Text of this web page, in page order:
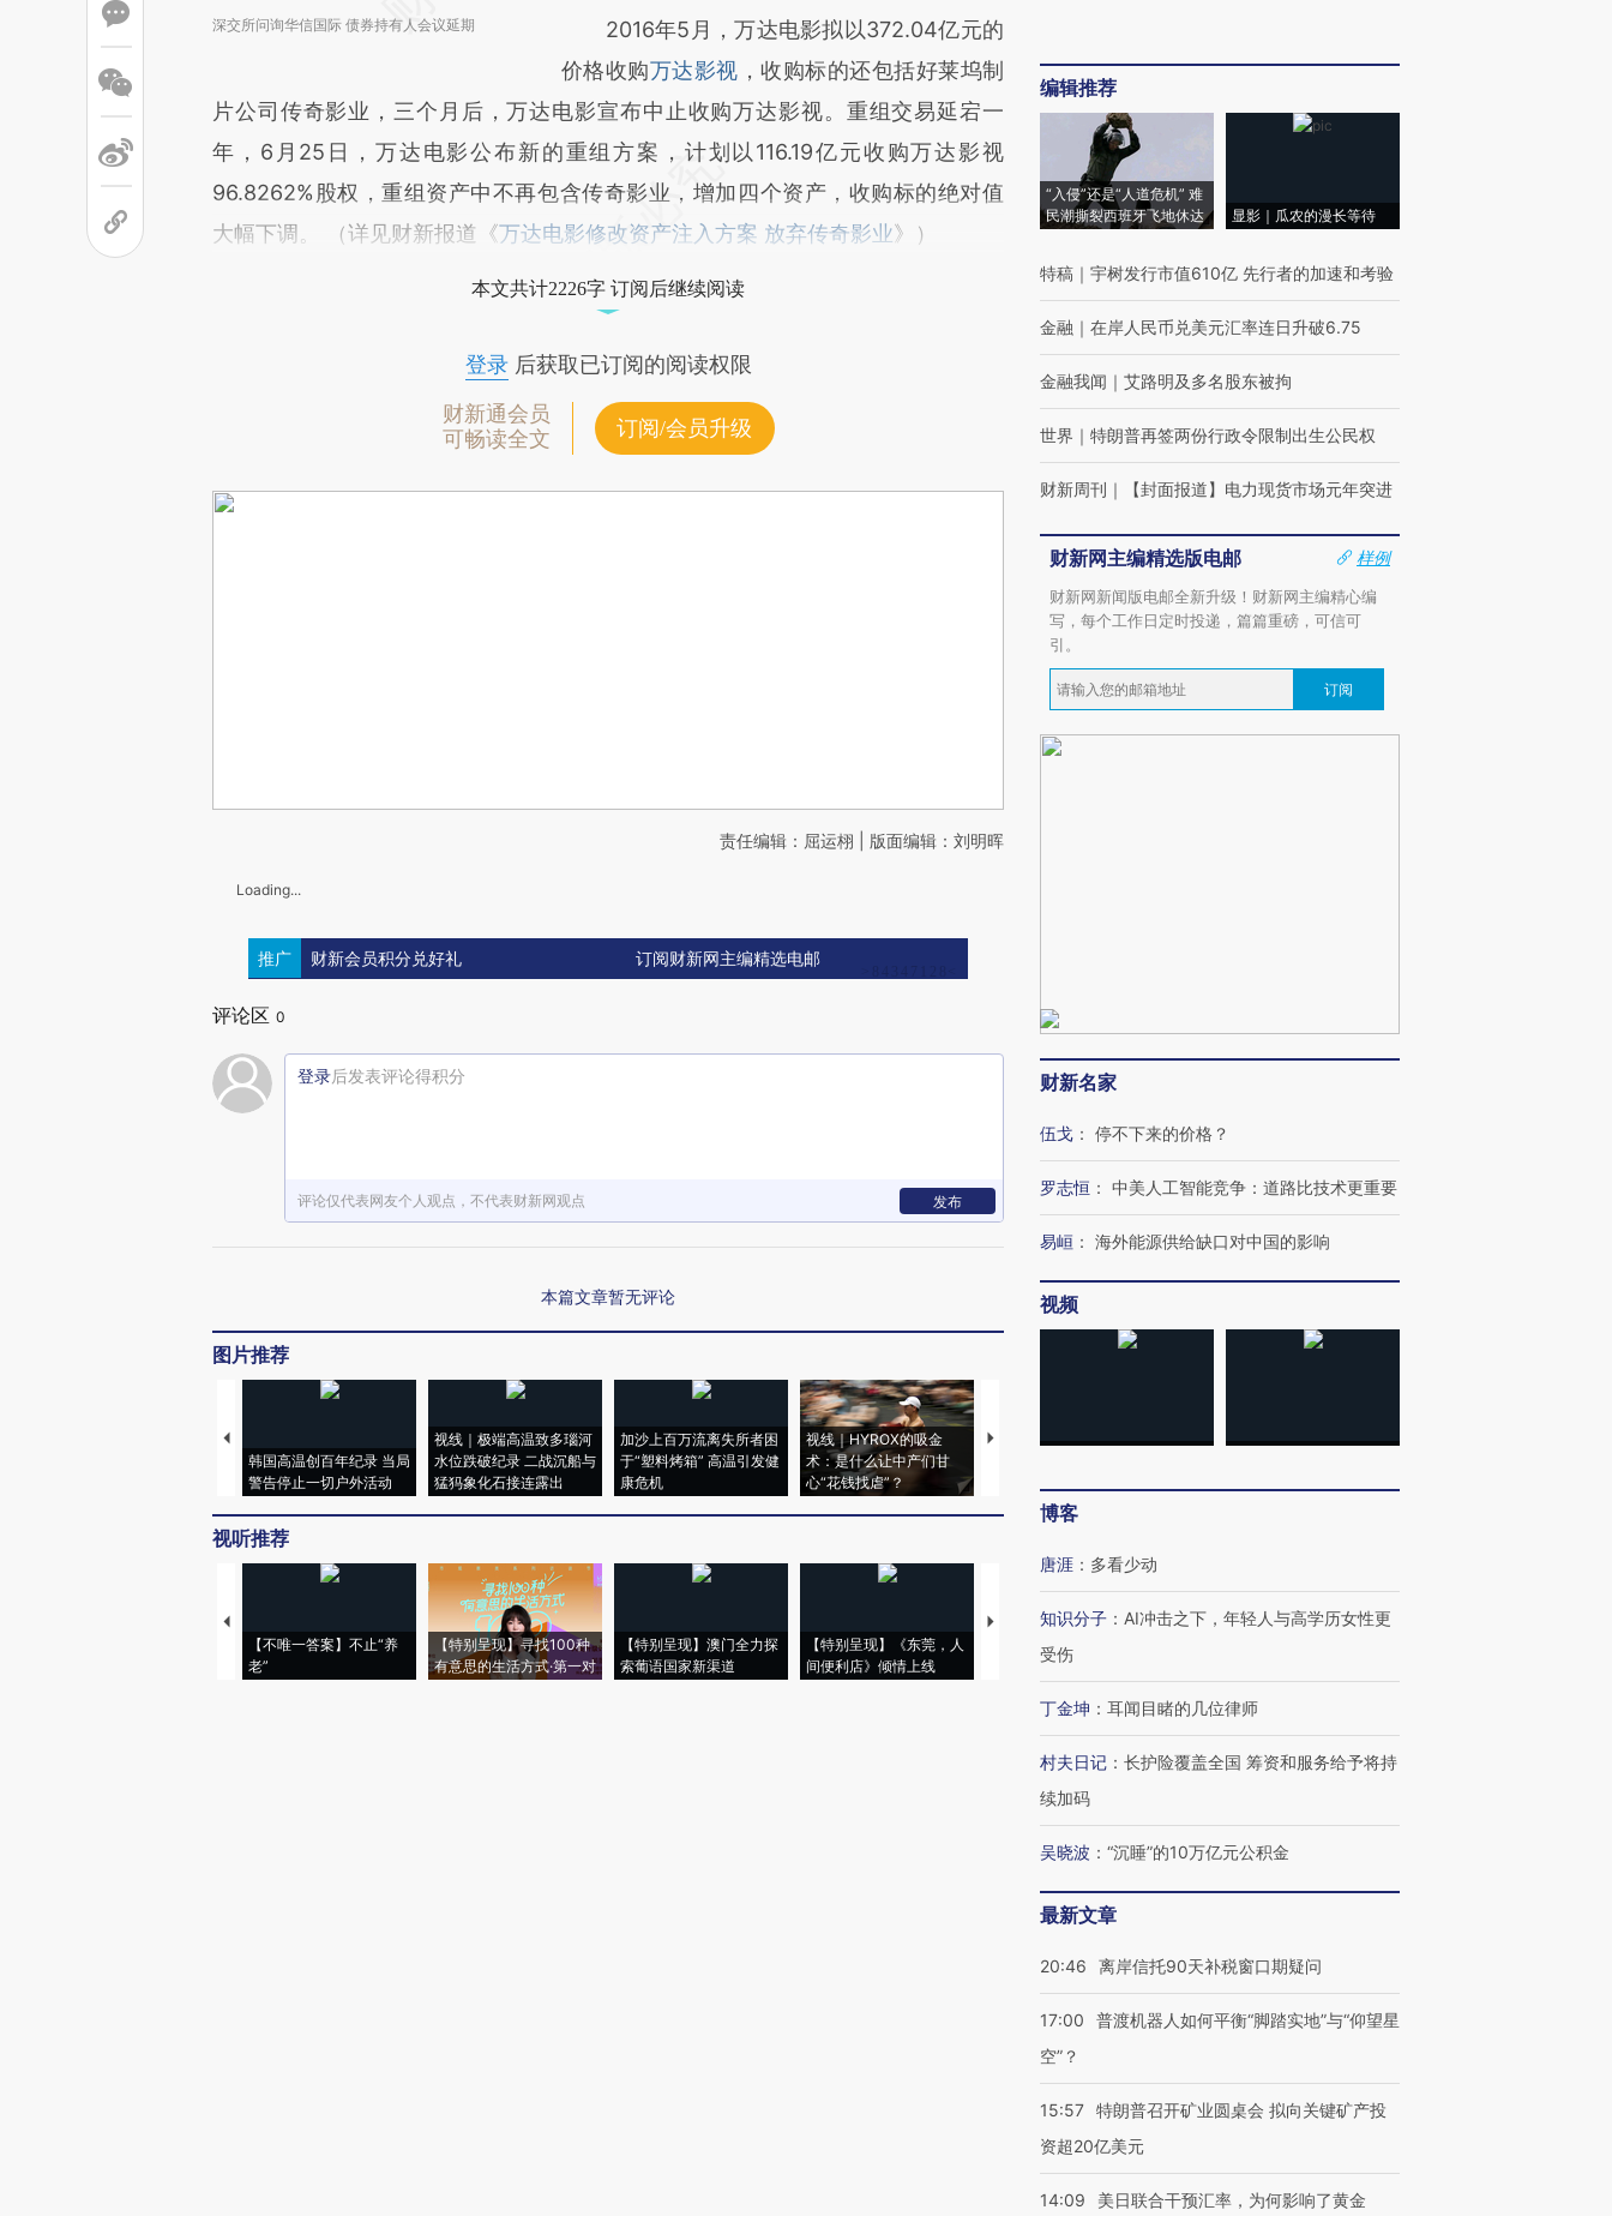
深交所问询华信国际 债券持有人会议延期
2016年5月，万达电影拟以372.04亿元的
价格收购万达影视 ，收购标的还包括好莱坞制
片公司传奇影业，三个月后，万达电影宣布中止收购万达影视。重组交易延宕一
年，6月25日，万达电影公布新的重组方案，计划以116.19亿元收购万达影视
96.8262%股权，重组资产中不再包含传奇影业，增加四个资产，收购标的绝对值
大幅下调。 （详见财新报道《万达电影修改资产注入方案 放弃传奇影业》）
本文共计2226字 订阅后继续阅读
登录后获取已订阅的阅读权限
财新通会员
可畅读全文
订阅/会员升级
责任编辑：屈运栩 | 版面编辑：刘明晖
Loading...
推广 财新会员积分兑好礼 订阅财新网主编精选电邮
评论区 0
登录后发表评论得积分
评论仅代表网友个人观点，不代表财新网观点 发布
本篇文章暂无评论
图片推荐
韩国高温创百年纪录 当局
警告停止一切户外活动
视线｜极端高温致多瑙河
水位跌破纪录 二战沉船与
猛犸象化石接连露出
加沙上百万流离失所者困
于“塑料烤箱” 高温引发健
康危机
视线｜HYROX的吸金
术：是什么让中产们甘
心“花钱找虐”？
马航飞行员跨国走私7万
视线｜被称为“蟑螂”的印
视线｜“入侵”还是“人道危
视听推荐
【不唯一答案】不止“养
老”
【特别呈现】寻找100种
有意思的生活方式·第一对
【特别呈现】澳门全力探
索葡语国家新渠道
【特别呈现】《东莞，人
间便利店》倾情上线
【推广】走进第四届链博
会，让数智科技“链”接产
【商旅对话】华住集团
编辑推荐
“入侵”还是“人道危机” 难
民潮撕裂西班牙飞地休达
显影｜瓜农的漫长等待
特稿 ｜ 宇树发行市值610亿 先行者的加速和考验
金融 ｜ 在岸人民币兑美元汇率连日升破6.75
金融我闻 ｜ 艾路明及多名股东被拘
世界 ｜ 特朗普再签两份行政令限制出生公民权
财新周刊 ｜ 【封面报道】电力现货市场元年突进
财新网主编精选版电邮
样例
财新网新闻版电邮全新升级！财新网主编精心编
写，每个工作日定时投递，篇篇重磅，可信可
引。
订阅
财新名家
伍戈 ： 停不下来的价格？
罗志恒 ： 中美人工智能竞争：道路比技术更重要
易峘 ： 海外能源供给缺口对中国的影响
视频
博客
唐涯 ： 多看少动
知识分子 ： AI冲击之下，年轻人与高学历女性更
受伤
丁金坤 ： 耳闻目睹的几位律师
村夫日记 ： 长护险覆盖全国 筹资和服务给予将持
续加码
吴晓波 ： “沉睡”的10万亿元公积金
最新文章
20:46 离岸信托90天补税窗口期疑问
17:00
普渡机器人如何平衡“脚踏实地”与“仰望星
空”？
15:57 特朗普召开矿业圆桌会 拟向关键矿产投
资超20亿美元
14:09 美日联合干预汇率，为何影响了黄金